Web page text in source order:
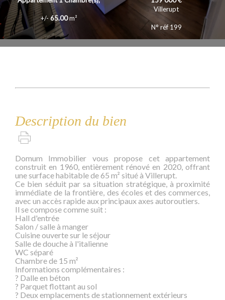
+/- 65.00m²
Villerupt
N° réf 199
Description du bien
Domum Immobilier vous propose cet appartement
construit en 1960, entièrement rénové en 2020, offrant
une surface habitable de 65 m² situé à Villerupt.
Ce bien séduit par sa situation stratégique, à proximité
immédiate de la frontière, des écoles et des commerces,
avec un accès rapide aux principaux axes autoroutiers.
Il se compose comme suit :
Hall d'entrée
Salon / salle à manger
Cuisine ouverte sur le séjour
Salle de douche à l'italienne
WC séparé
Chambre de 15 m²
Informations complémentaires :
? Dalle en béton
? Parquet flottant au sol
? Deux emplacements de stationnement extérieurs